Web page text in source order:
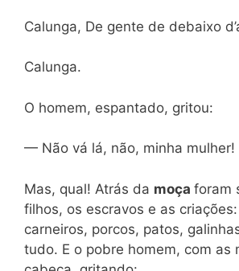
Calunga, De gente de debaixo
Calunga.
O homem, espantado, gritou:
— Não vá lá, não, minha mulher!
Mas, qual! Atrás da moça foram
filhos, os escravos e as
carneiros, porcos, patos,
tudo. E o pobre homem, com as